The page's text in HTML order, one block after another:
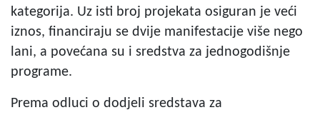
kategorija. Uz isti broj projekata osiguran je veći
iznos, financiraju se dvije manifestacije više nego
lani, a povećana su i sredstva za jednogodišnje
programe.
Prema odluci o dodjeli sredstava za